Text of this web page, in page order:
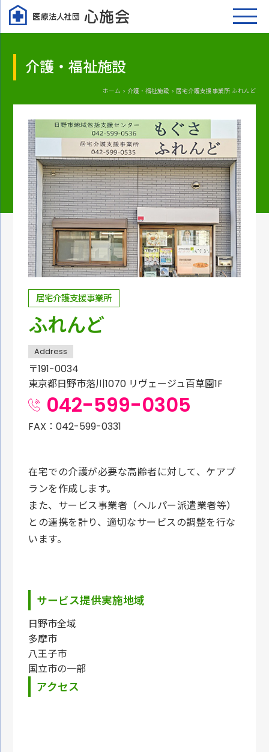
介護・福祉施設
ホーム > 介護・福祉施設 > 居宅介護支援事業所 ふれんど
居宅介護支援事業所
ふれんど
Address
〒191-0034
東京都日野市落川1070 リヴェージュ百草園1F
042-599-0305
FAX：042-599-0331
在宅での介護が必要な高齢者に対して、ケアプ
ランを作成します。
また、サービス事業者（ヘルパー派遣業者等）
との連携を計り、適切なサービスの調整を行な
います。
サービス提供実施地域
日野市全域
多摩市
八王子市
国立市の一部
アクセス